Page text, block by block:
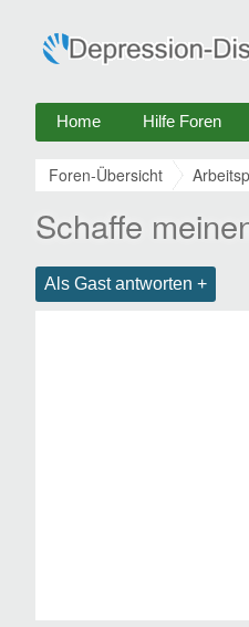
Home Hilfe Foren
Foren-Übersicht
Schaffe
Als Gast antworten +